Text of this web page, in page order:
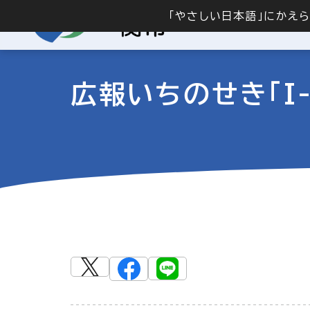
「やさしい日本語」にかえ
広報いちのせき